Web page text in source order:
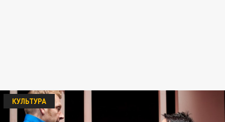
КУЛЬТУРА